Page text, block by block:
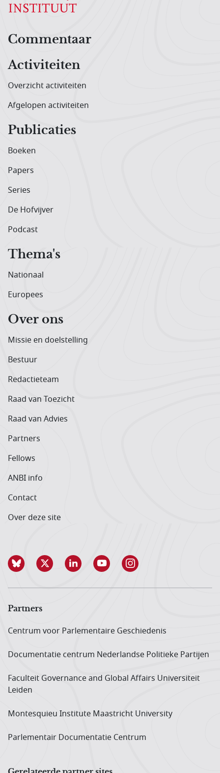
Hoofdnavigatiemenu
Commentaar
Activiteiten
Overzicht activiteiten
Afgelopen activiteiten
Publicaties
Boeken
Papers
Series
De Hofvijver
Podcast
Thema's
Nationaal
Europees
Over ons
Missie en doelstelling
Bestuur
Redactieteam
Raad van Toezicht
Raad van Advies
Partners
Fellows
ANBI info
Contact
Over deze site
Partners
Centrum voor Parlementaire Geschiedenis
Documentatie centrum Neder­landse Politieke Partijen
Faculteit Governance and Global Affairs Universiteit
Leiden
Montesquieu Institute Maastricht University
Parlementair Documentatie Centrum